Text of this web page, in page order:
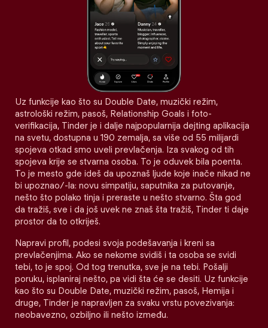
Uz funkcije kao što su Double Date, muzički režim,
astrološki režim, pasoš, Relationship Goals i foto-
verifikacija, Tinder je i dalje najpopularnija dejting aplikacija
na svetu, dostupna u 190 zemalja, sa više od 55 milijardi
spojeva otkad smo uveli prevlačenja. Iza svakog od tih
spojeva krije se stvarna osoba. To je oduvek bila poenta.
To je mesto gde ideš da upoznaš ljude koje inače nikad ne
bi upoznao/-la: novu simpatiju, saputnika za putovanje,
nešto što polako tinja i preraste u nešto stvarno. Šta god
da tražiš, sve i da još uvek ne znaš šta tražiš, Tinder ti daje
prostor da to otkriješ.
Napravi profil, podesi svoja podešavanja i kreni sa
prevlačenjima. Ako se nekome svidiš i ta osoba se svidi
tebi, to je spoj. Od tog trenutka, sve je na tebi. Pošalji
poruku, isplaniraj nešto, pa vidi šta će se desiti. Uz funkcije
kao što su Double Date, muzički režim, pasoš, Hemija i
druge, Tinder je napravljen za svaku vrstu povezivanja:
neobavezno, ozbiljno ili nešto između.